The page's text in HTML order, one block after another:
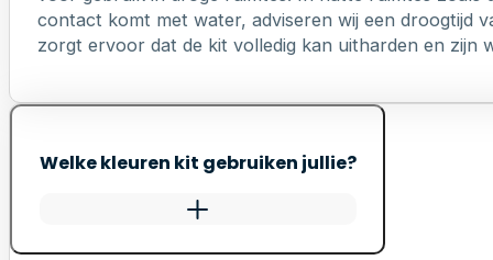
contact komt met water, adviseren wij een droogtijd
zorgt ervoor dat de kit volledig kan uitharden en zijn
Welke kleuren kit gebruiken jullie?